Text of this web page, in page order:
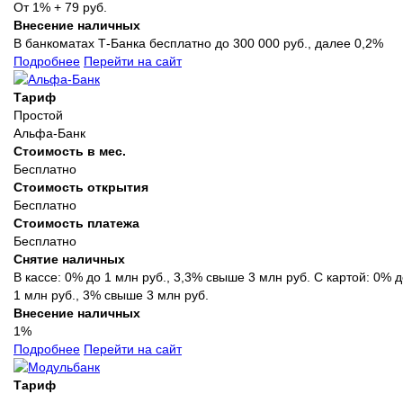
От 1% + 79 руб.
Внесение наличных
В банкоматах Т‑Банка бесплатно до 300 000 руб., далее 0,2%
Подробнее Перейти на сайт
Тариф
Простой
Альфа-Банк
Стоимость в мес.
Бесплатно
Стоимость открытия
Бесплатно
Стоимость платежа
Бесплатно
Снятие наличных
В кассе: 0% до 1 млн руб., 3,3% свыше 3 млн руб. С картой: 0%
1 млн руб., 3% свыше 3 млн руб.
Внесение наличных
1%
Подробнее Перейти на сайт
Тариф